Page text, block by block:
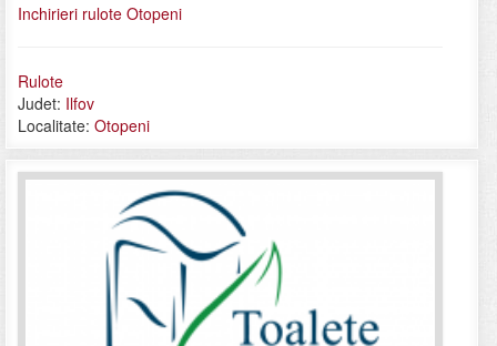
Inchirieri rulote Otopeni
Rulote
Judet: Ilfov
Localitate: Otopeni